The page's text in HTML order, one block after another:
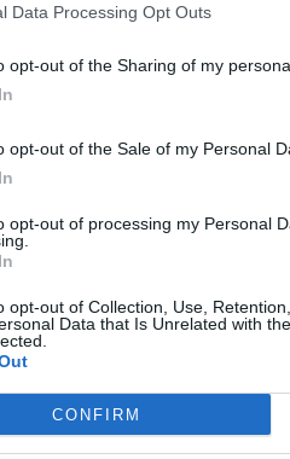
Data Processing Opt Outs
opt-out of the Sharing of my
opt-out of the Sale of my Personal
opt-out of processing my Personal
opt-out of Collection, Use,
Data that Is Unrelated with
CONFIRM
liko
Plinta audros vaizdai
netoli Druskininkų
Žinios Orai
Sinoptikai atsakė,